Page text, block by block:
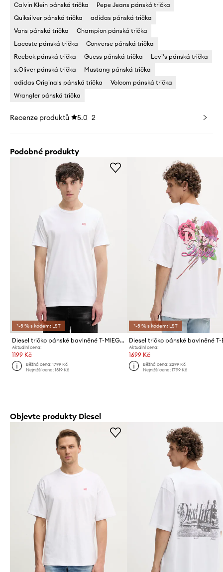
Calvin Klein pánská trička
Pepe Jeans pánská trička
Quiksilver pánská trička
adidas pánská trička
Vans pánská trička
Champion pánská trička
Lacoste pánská trička
Converse pánská trička
Reebok pánská trička
Guess pánská trička
Levi's pánská trička
s.Oliver pánská trička
Mustang pánská trička
adidas Originals pánská trička
Volcom pánská trička
Wrangler pánská trička
Recenze produktů 5.0 2
Podobné produkty
*-5 % s kódem: LST
Diesel tričko pánské bavlněné T-MIEGOR-K77
Aktuální cena:
1199 Kč
Běžná cena:1799 Kč
Nejnižší cena:1319 Kč
*-5 % s kódem: LST
Aktuální cena:
1699 Kč
Běžná cena: 2299 Kč
Nejnižší cena: 1799 Kč
Objevte produkty Diesel